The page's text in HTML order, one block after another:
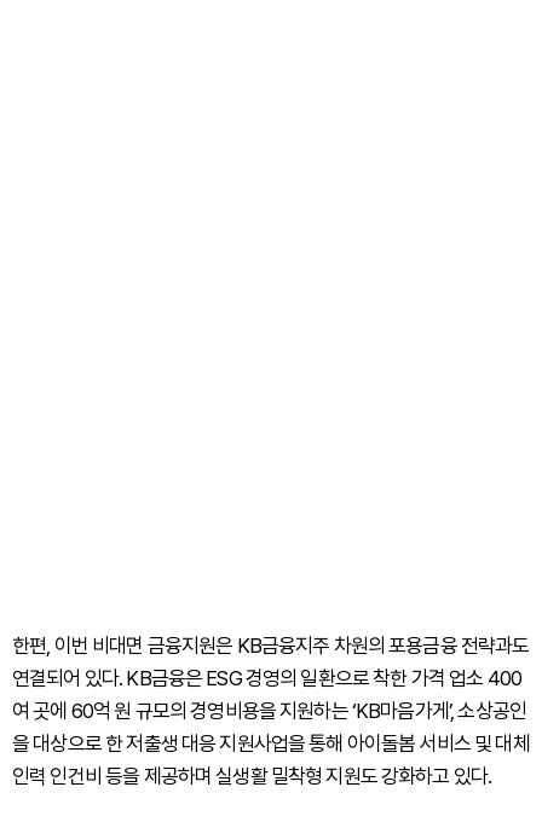
한편, 이번 비대면 금융지원은 KB금융지주 차원의 포용금융 전략과도
연결되어 있다. KB금융은 ESG 경영의 일환으로 착한 가격 업소 400
여 곳에 60억 원 규모의 경영비용을 지원하는 ‘KB마음가게’, 소상공인
을 대상으로 한 저출생 대응 지원사업을 통해 아이돌봄 서비스 및 대체
인력 인건비 등을 제공하며 실생활 밀착형 지원도 강화하고 있다.